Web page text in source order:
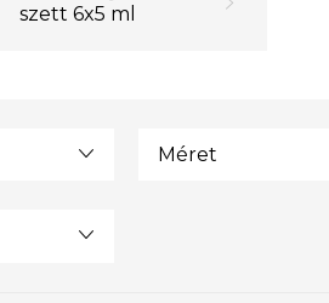
szett 6x5 ml
Méret